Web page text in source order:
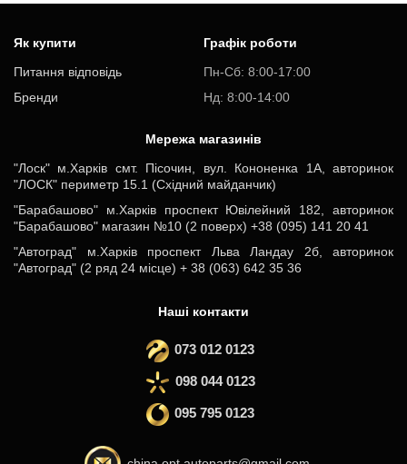
Як купити
Питання відповідь
Бренди
Графік роботи
Пн-Cб: 8:00-17:00
Нд: 8:00-14:00
Мережа магазинів
"Лоск" м.Харків смт. Пісочин, вул. Кононенка 1А, авторинок
"ЛОСК" периметр 15.1 (Східний майданчик)
"Барабашово" м.Харків проспект Ювілейний 182, авторинок
"Барабашово" магазин №10 (2 поверх) +38 (095) 141 20 41
"Автоград" м.Харків проспект Льва Ландау 2б, авторинок
"Автоград" (2 ряд 24 місце) + 38 (063) 642 35 36
Наші контакти
073 012 0123
098 044 0123
095 795 0123